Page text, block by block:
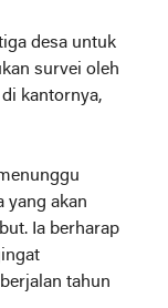
desa untuk
survei oleh
kantornya,
yang akan
Ia berharap
tahun